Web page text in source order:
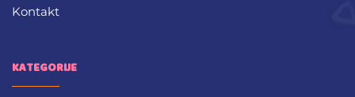
Kontakt
KATEGORIJE